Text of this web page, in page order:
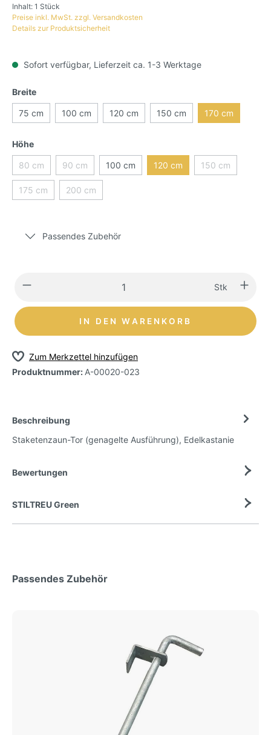
Inhalt: 1 Stück
Preise inkl. MwSt. zzgl. Versandkosten
Details zur Produktsicherheit
Sofort verfügbar, Lieferzeit ca. 1-3 Werktage
Breite
75 cm 100 cm 120 cm 150 cm 170 cm
Höhe
80 cm 90 cm 100 cm 120 cm 150 cm
175 cm 200 cm
Passendes Zubehör
Stk
IN DEN WARENKORB
Zum Merkzettel hinzufügen
Produktnummer:A-00020-023
Beschreibung
Staketenzaun-Tor (genagelte Ausführung), Edelkastanie
Bewertungen
STILTREU Green
Passendes Zubehör